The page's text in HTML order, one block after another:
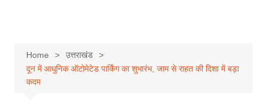
Home
उत्तराखंड
दून में आधुनिक ऑटोमेटेड पार्किंग का शुभारंभ, जाम से राहत की दिशा में बड़ा
कदम